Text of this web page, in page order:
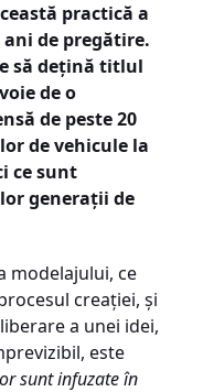
practică a
de pregătire.
să dețină titlul
de o
de peste 20
de vehicule la
ce sunt
generații de
modelajului, ce
creației, și
a unei idei,
este
sunt infuzate în